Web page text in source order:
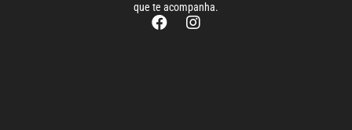
que te acompanha.